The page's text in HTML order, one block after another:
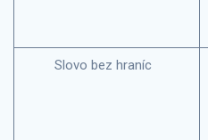
Slovo bez hraníc